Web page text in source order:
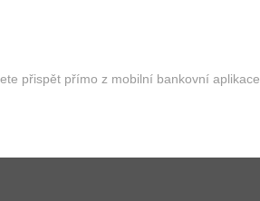
přispět přímo z mobilní bankovní aplikace.